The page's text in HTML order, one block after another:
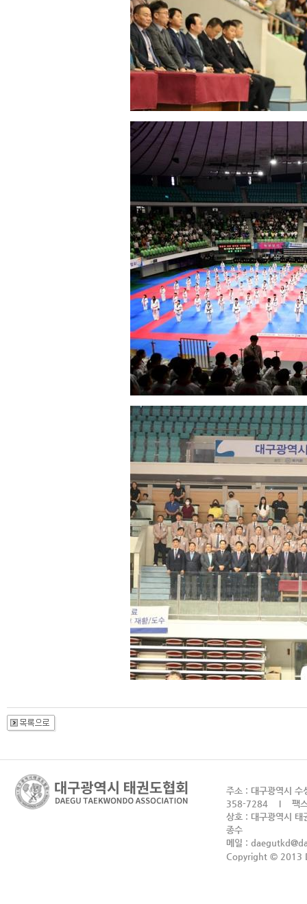
주소 : 대구광역시
358-7284 I 팩스
상호 : 대구광역시
종수
메일 :
Copyright © 2013